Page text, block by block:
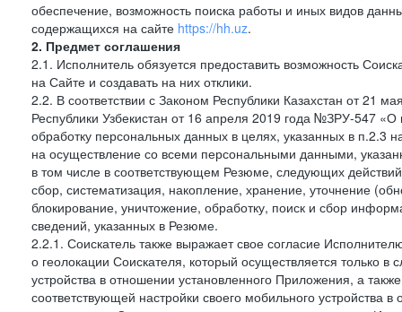
обеспечение, возможность поиска работы и иных видов
содержащихся на сайте https://hh.uz.
2. Предмет соглашения
2.1. Исполнитель обязуется предоставить возможность
на Сайте и создавать на них отклики.
2.2. В соответствии с Законом Республики Казахстан от
Республики Узбекистан от 16 апреля 2019 года №ЗРУ-547
обработку персональных данных в целях, указанных в
на осуществление со всеми персональными данными,
в том числе в соответствующем Резюме, следующих
сбор, систематизация, накопление, хранение, уточнение
блокирование, уничтожение, обработку, поиск и сбор
сведений, указанных в Резюме.
2.2.1. Соискатель также выражает свое согласие
о геолокации Соискателя, который осуществляется только
устройства в отношении установленного Приложения, а
соответствующей настройки своего мобильного устройства